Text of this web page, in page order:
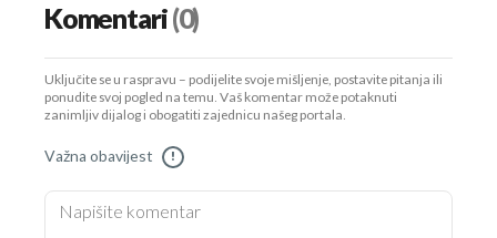
Komentari(0)
Uključite se u raspravu – podijelite svoje mišljenje, postavite pitanja ili
ponudite svoj pogled na temu. Vaš komentar može potaknuti
zanimljiv dijalog i obogatiti zajednicu našeg portala.
Važna obavijest !